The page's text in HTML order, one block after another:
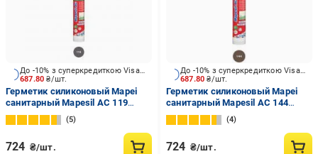
687.80₴/шт.
До -10% з суперкредиткою Visa Вигода
Герметик силиконовый Mapei
санитарный Mapesil AC 119
серый Лондон 310 мл
5
724 ₴/шт.
687.80₴/шт.
До -10% з суперкредиткою Visa Вигода
Герметик силиконовый Mapei
санитарный Mapesil AC 144
шоколад 310 мл
4
724 ₴/шт.